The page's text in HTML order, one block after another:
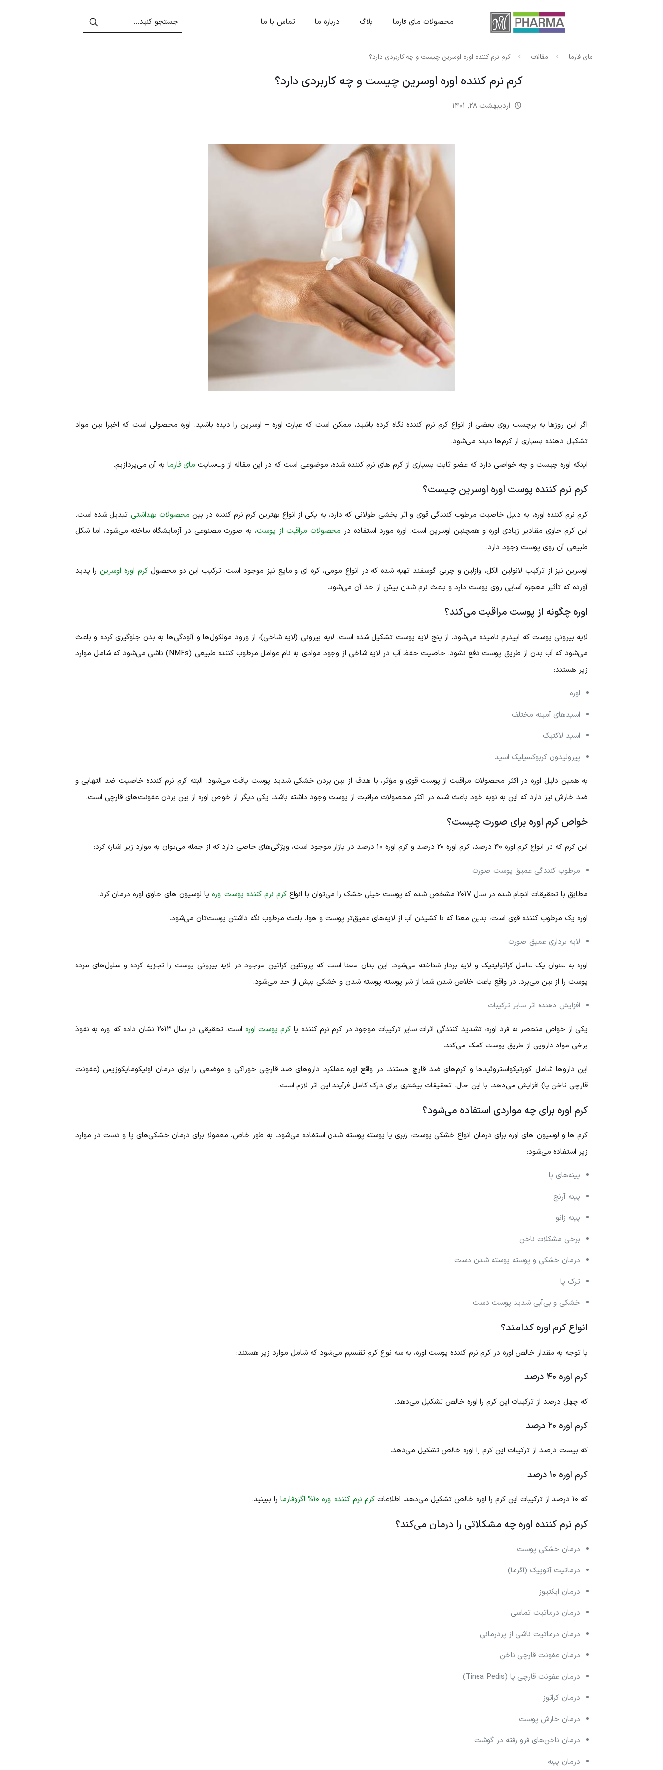
محصولات مای فارما بلاگ درباره ما تماس با ما
مای فارما مقالات کرم نرم‌ کننده اوره اوسرین چیست و چه کاربردی دارد؟
کرم نرم‌ کننده اوره اوسرین چیست و چه کاربردی دارد؟
اردیبهشت ۲۸, ۱۴۰۱
اگر این روز‌ها به برچسب روی بعضی از انواع کرم نرم کننده نگاه کرده باشید، ممکن است که عبارت اوره – اوسرین را دیده باشید. اوره محصولی است که اخیرا بین مواد
تشکیل دهنده بسیاری از کرم‌ها دیده می‌شود.
اینکه اوره چیست و چه خواصی دارد که عضو ثابت بسیاری از کرم‌ های نرم‌ کننده شده، موضوعی است که در این مقاله از وب‌سایت مای فارمابه آن می‌پردازیم.
کرم نرم کننده پوست اوره اوسرین چیست؟
کرم نرم کننده اوره، به دلیل خاصیت مرطوب کنندگی قوی و اثر بخشی طولانی که دارد، به یکی از انواع بهترین کرم نرم کننده در بین محصولات بهداشتی تبدیل شده است.
این کرم حاوی مقادیر زیادی اوره و همچنین اوسرین است. اوره مورد استفاده در محصولات مراقبت از پوست، به صورت مصنوعی در آزمایشگاه ساخته می‌شود، اما شکل
طبیعی آن روی پوست وجود دارد.
اوسرین نیز از ترکیب لانولین الکل، وازلین و چربی گوسفند تهیه شده که در انواع مومی، کره‌ ای و مایع نیز موجود است. ترکیب این دو محصولکرم اوره اوسرینرا پدید
آورده که تأثیر معجزه آسایی روی پوست دارد و باعث نرم شدن بیش از حد آن می‌شود.
اوره چگونه از پوست مراقبت می‌کند؟
لایه بیرونی پوست که اپیدرم نامیده می‌شود، از پنج لایه پوست تشکیل شده است. لایه بیرونی (لایه شاخی)، از ورود مولکول‌ها و آلودگی‌ها به بدن جلوگیری کرده و باعث
می‌شود که آب بدن از طریق پوست دفع نشود. خاصیت حفظ آب در لایه شاخی از وجود موادی به نام عوامل مرطوب‌ کننده طبیعی (NMFs) ناشی می‌شود که شامل موارد
زیر هستند:
اوره
اسید‌های آمینه مختلف
اسید لاکتیک
پیرولیدون کربوکسیلیک اسید
به همین دلیل اوره در اکثر محصولات مراقبت از پوست قوی و مؤثر، با هدف از بین بردن خشکی شدید پوست یافت می‌شود. البته کرم نرم کننده خاصیت ضد التهابی و
ضد خارش نیز دارد که این به نوبه خود باعث شده در اکثر محصولات مراقبت از پوست وجود داشته باشد. یکی دیگر از خواص اوره از بین بردن عفونت‌های قارچی است.
خواص کرم اوره برای صورت چیست؟
این کرم که در انواع کرم اوره ۴۰ درصد، کرم اوره ۲۰ درصد و کرم اوره ۱۰ درصد در بازار موجود است، ویژگی‌های خاصی دارد که از جمله می‌توان به موارد زیر اشاره کرد:
مرطوب کنندگی عمیق پوست صورت
مطابق با تحقیقات انجام شده در سال ۲۰۱۷ مشخص شده که پوست خیلی خشک را می‌توان با انواع کرم نرم کننده پوست اورهیا لوسیون‌ های حاوی اوره درمان کرد.
اوره یک مرطوب‌ کننده قوی است، بدین معنا که با کشیدن آب از لایه‌های عمیق‌تر پوست و هوا، باعث مرطوب نگه داشتن پوست‌تان می‌شود.
لایه‌ برداری عمیق صورت
اوره به عنوان یک عامل کراتولیتیک و لایه بردار شناخته می‌شود. این بدان معنا است که پروتئین کراتین موجود در لایه بیرونی پوست را تجزیه کرده و سلول‌های مرده
پوست را از بین می‌برد. در واقع باعث خلاص شدن شما از شر پوسته پوسته شدن و خشکی بیش از حد می‌شود.
افزایش دهنده اثر سایر ترکیبات
یکی از خواص منحصر به فرد اوره، تشدید کنندگی اثرات سایر ترکیبات موجود در کرم نرم کننده یا کرم پوست اوره
است. تحقیقی در سال ۲۰۱۳ نشان داده که اوره به نفوذ
برخی مواد دارویی از طریق پوست کمک می‌کند.
این دارو‌ها شامل کورتیکواستروئید‌ها و کرم‌های ضد قارچ هستند. در واقع اوره عملکرد دارو‌های ضد قارچی خوراکی و موضعی را برای درمان اونیکومایکوزیس (عفونت
قارچی ناخن پا) افزایش می‌دهد. با این حال، تحقیقات بیشتری برای درک کامل فرآیند این اثر لازم است.
کرم اوره برای چه مواردی استفاده می‌شود؟
کرم‌ ها و لوسیون‌ های اوره برای درمان انواع خشکی پوست، زبری یا پوسته پوسته شدن استفاده می‌شود. به طور خاص، معمولا برای درمان خشکی‌های پا و دست در موارد
زیر استفاده می‌شود:
پینه‌های پا
پینه آرنج
پینه زانو
برخی مشکلات ناخن
درمان خشکی و پوسته پوسته شدن دست
ترک پا
خشکی و بی‌آبی شدید پوست دست
انواع کرم اوره کدامند؟
با توجه به مقدار خالص اوره در کرم نرم کننده پوست اوره، به سه نوع کرم تقسیم می‌شود که شامل موارد زیر هستند:
کرم اوره ۴۰ درصد
که چهل درصد از ترکیبات این کرم را اوره خالص تشکیل می‌دهد.
کرم اوره ۲۰ درصد
که بیست درصد از ترکیبات این کرم را اوره خالص تشکیل می‌دهد.
کرم اوره ۱۰ درصد
که ۱۰ درصد از ترکیبات این کرم را اوره خالص تشکیل می‌دهد. اطلاعات کرم نرم کننده اوره ۱۰% اگزوفارما را ببینید.
کرم نرم کننده اوره چه مشکلاتی را درمان می‌کند؟
درمان خشکی پوست
درماتیت آتوپیک (اگزما)
درمان ایکتیوز
درمان درماتیت تماسی
درمان درماتیت ناشی از پردرمانی
درمان عفونت قارچی ناخن
درمان عفونت قارچی پا (Tinea Pedis)
درمان کراتوز
درمان خارش پوست
درمان ناخن‌های فرو رفته در گوشت
درمان پینه